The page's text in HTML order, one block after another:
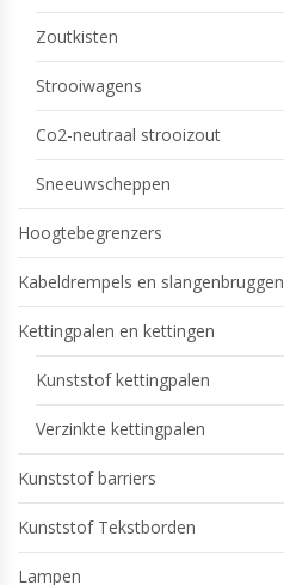
Zoutkisten
Strooiwagens
Co2-neutraal strooizout
Sneeuwscheppen
Hoogtebegrenzers
Kabeldrempels en slangenbruggen
Kettingpalen en kettingen
Kunststof kettingpalen
Verzinkte kettingpalen
Kunststof barriers
Kunststof Tekstborden
Lampen